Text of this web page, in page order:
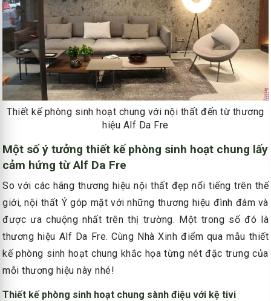
Thiết kế phòng sinh hoạt chung với nội thất đến từ thương
hiệu Alf Da Fre
Một số ý tưởng thiết kế phòng sinh hoạt chung lấy
cảm hứng từ Alf Da Fre
So với các hãng thương hiệu nội thất đẹp nổi tiếng trên thế
giới, nội thất Ý góp mặt với những thương hiệu đình đám và
được ưa chuộng nhất trên thị trường. Một trong số đó là
thương hiệu Alf Da Fre. Cùng Nhà Xinh điểm qua mẫu thiết
kế phòng sinh hoạt chung khắc họa từng nét đặc trưng của
mỗi thương hiệu này nhé!
Thiết kế phòng sinh hoạt chung sành điệu với kệ tivi